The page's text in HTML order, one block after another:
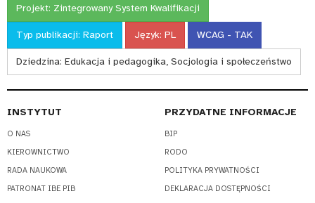
Projekt: Zintegrowany System Kwalifikacji
Typ publikacji: Raport Język: PL WCAG - TAK
Dziedzina: Edukacja i pedagogika, Socjologia i społeczeństwo
INSTYTUT
O NAS
KIEROWNICTWO
RADA NAUKOWA
PATRONAT IBE PIB
PRZYDATNE INFORMACJE
BIP
RODO
POLITYKA PRYWATNOŚCI
DEKLARACJA DOSTĘPNOŚCI